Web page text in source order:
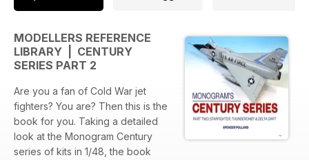
MODELLERS REFERENCE
LIBRARY | CENTURY
SERIES PART 2
Are you a fan of Cold War jet
fighters? You are? Then this is the
book for you. Taking a detailed
look at the Monogram Century
series of kits in 1/48, the book